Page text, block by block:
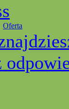
Oferta